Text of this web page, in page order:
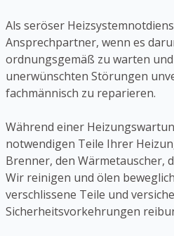
Als seröser
Ansprechpartner, wenn es
ordnungsgemäß zu warten und
unerwünschten Störungen
fachmännisch zu reparieren.
Während einer
notwendigen Teile Ihrer
Brenner, den Wärmetauscher,
Wir reinigen und ölen
verschlissene Teile und
Sicherheitsvorkehrungen